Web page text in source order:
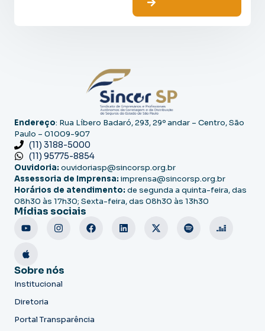
Endereço: Rua Líbero Badaró, 293, 29º andar – Centro, São
Paulo – 01009-907
(11) 3188-5000
(11) 95775-8854
Ouvidoria: ouvidoriasp@sincorsp.org.br
Assessoria de Imprensa: imprensa@sincorsp.org.br
Horários de atendimento: de segunda a quinta-feira, das
08h30 às 17h30; Sexta-feira, das 08h30 às 13h30
Mídias sociais
Sobre nós
Institucional
Diretoria
Portal Transparência